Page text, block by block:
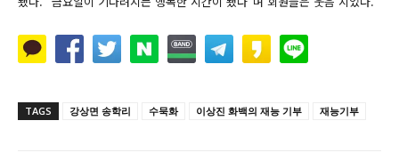
TAGS 강상면 송학리 수묵화 이상진 화백의 재능 기부 재능기부